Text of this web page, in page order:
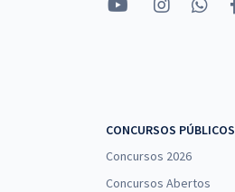
CONCURSOS PÚBLICOS
Concursos 2026
Concursos Abertos